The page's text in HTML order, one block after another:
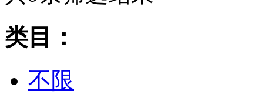
类目：
不限